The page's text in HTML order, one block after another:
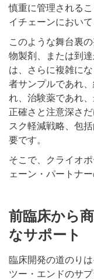
慎重に管理される
イチェーンにおい
このような舞台裏
物製剤、または到
は、さらに複雑に
者サンプルであれ
れ、治験薬であれ
正確さと注意深さ
スク軽減戦略、包
要です。
そこで、クライオ
ェーン・パートナー
前臨床から
なサポート
臨床開発の道のり
ツー・エンドのサ